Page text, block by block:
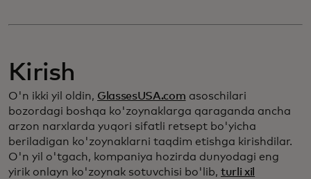
Kirish
O'n ikki yil oldin, GlassesUSA.com asoschilari
bozordagi boshqa ko'zoynaklarga qaraganda ancha
arzon narxlarda yuqori sifatli retsept bo'yicha
beriladigan ko'zoynaklarni taqdim etishga kirishdilar.
O'n yil o'tgach, kompaniya hozirda dunyodagi eng
yirik onlayn ko'zoynak sotuvchisi bo'lib, turli xil